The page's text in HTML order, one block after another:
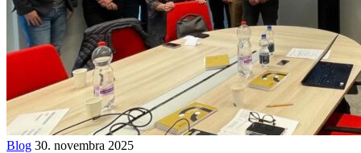
Blog 30. novembra 2025